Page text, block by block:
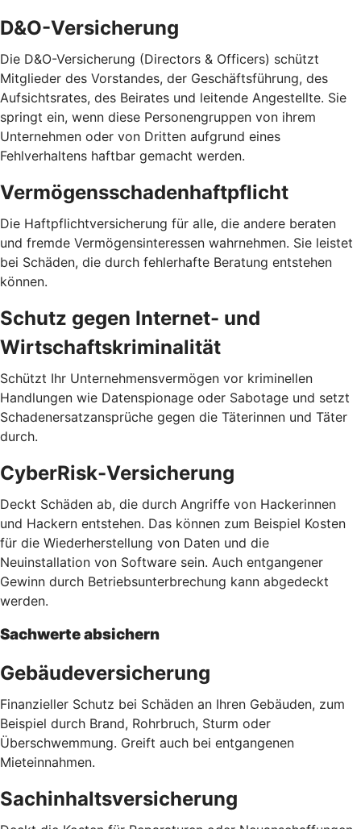
D&O-Versicherung
Die D&O-Versicherung (Directors & Officers) schützt
Mitglieder des Vorstandes, der Geschäftsführung, des
Aufsichtsrates, des Beirates und leitende Angestellte. Sie
springt ein, wenn diese Personengruppen von ihrem
Unternehmen oder von Dritten aufgrund eines
Fehlverhaltens haftbar gemacht werden.
Vermögensschadenhaftpflicht
Die Haftpflichtversicherung für alle, die andere beraten
und fremde Vermögensinteressen wahrnehmen. Sie leistet
bei Schäden, die durch fehlerhafte Beratung entstehen
können.
Schutz gegen Internet- und
Wirtschaftskriminalität
Schützt Ihr Unternehmensvermögen vor kriminellen
Handlungen wie Datenspionage oder Sabotage und setzt
Schadenersatzansprüche gegen die Täterinnen und Täter
durch.
CyberRisk-Versicherung
Deckt Schäden ab, die durch Angriffe von Hackerinnen
und Hackern entstehen. Das können zum Beispiel Kosten
für die Wiederherstellung von Daten und die
Neuinstallation von Software sein. Auch entgangener
Gewinn durch Betriebsunterbrechung kann abgedeckt
werden.
Sachwerte absichern
Gebäudeversicherung
Finanzieller Schutz bei Schäden an Ihren Gebäuden, zum
Beispiel durch Brand, Rohrbruch, Sturm oder
Überschwemmung. Greift auch bei entgangenen
Mieteinnahmen.
Sachinhaltsversicherung